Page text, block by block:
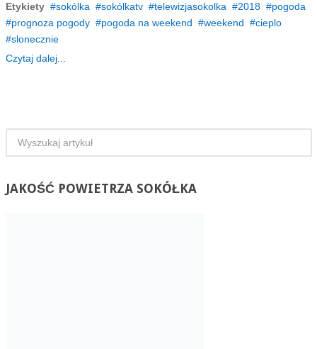
Etykiety
sokólka sokólkatv telewizjasokolka 2018
pogoda
prognoza pogody
pogoda na weekend weekend
cieplo
slonecznie
Czytaj dalej...
JAKOŚĆPOWIETRZA SOKÓŁKA